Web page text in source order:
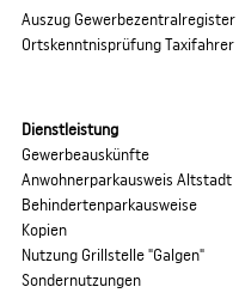
Auszug Gewerbezentralregister
Ortskenntnisprüfung Taxifahrer
Dienstleistung
Gewerbeauskünfte
Anwohnerparkausweis Altstadt
Behindertenparkausweise
Kopien
Nutzung Grillstelle "Galgen"
Sondernutzungen